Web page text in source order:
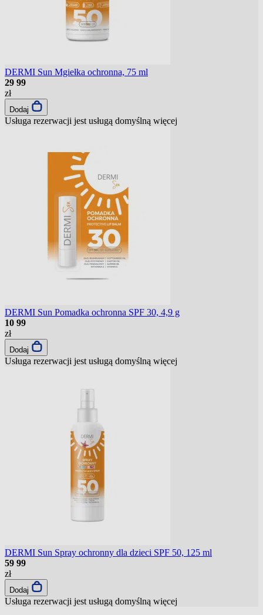
DERMI Sun Mgiełka ochronna, 75 ml
29 99
zł
Dodaj
Usługa rezerwacji jest usługą domyślną więcej
DERMI Sun Pomadka ochronna SPF 30, 4,9 g
10 99
zł
Dodaj
Usługa rezerwacji jest usługą domyślną więcej
DERMI Sun Spray ochronny dla dzieci SPF 50, 125 ml
59 99
zł
Dodaj
Usługa rezerwacji jest usługą domyślną więcej